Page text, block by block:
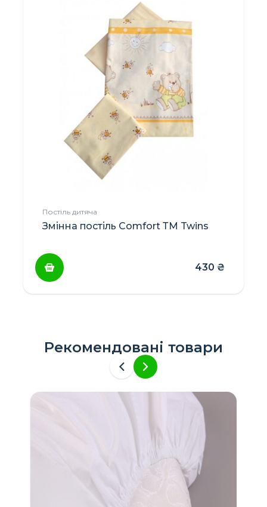
Постіль дитяча
Змінна постіль Comfort ТМ Twins
430 ₴
Рекомендовані товари